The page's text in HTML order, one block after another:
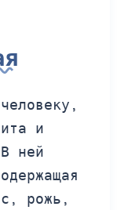
и
ней
рожь,